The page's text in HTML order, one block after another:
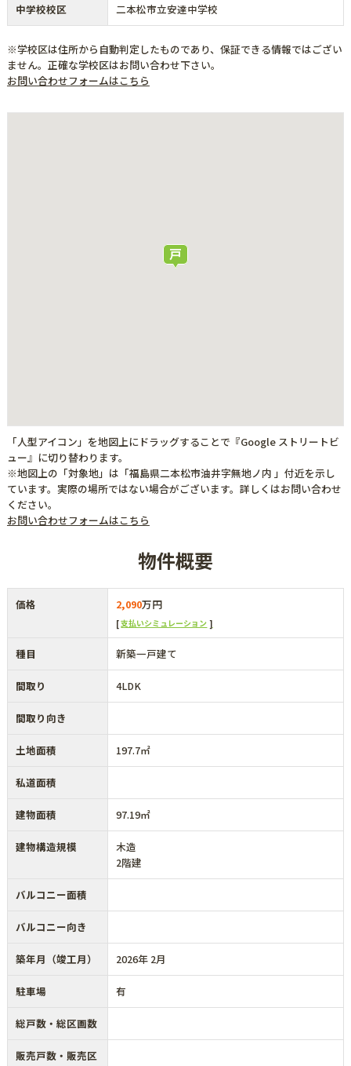
中学校校区 二本松市立安達中学校
※学校区は住所から自動判定したものであり、保証できる情報ではござい
ません。正確な学校区はお問い合わせ下さい。
お問い合わせフォームはこちら
「人型アイコン」を地図上にドラッグすることで『Google ストリートビ
ュー』に切り替わります。
※地図上の「対象地」は「福島県二本松市油井字無地ノ内 」付近を示し
ています。実際の場所ではない場合がございます。詳しくはお問い合わせ
ください。
お問い合わせフォームはこちら
物件概要
価格 2,090万円
支払いシミュレーション
種目 新築一戸建て
間取り 4LDK
間取り向き
土地面積 197.7㎡
私道面積
建物面積 97.19㎡
建物構造規模
木造
2階建
バルコニー面積
バルコニー向き
築年月（竣工月） 2026年 2月
駐車場 有
総戸数・総区画数
販売戸数・販売区